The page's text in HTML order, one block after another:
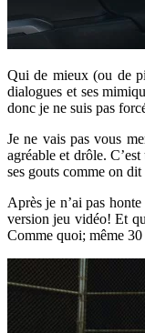
Qui de mieux (ou de
dialogues et ses
donc je ne suis pas
Je ne vais pas vous
agréable et drôle.
ses gouts comme on
Après je n’ai pas
version jeu vidéo! Et
Comme quoi; même